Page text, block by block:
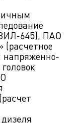
645), ПАО
(расчетное
напряженно-